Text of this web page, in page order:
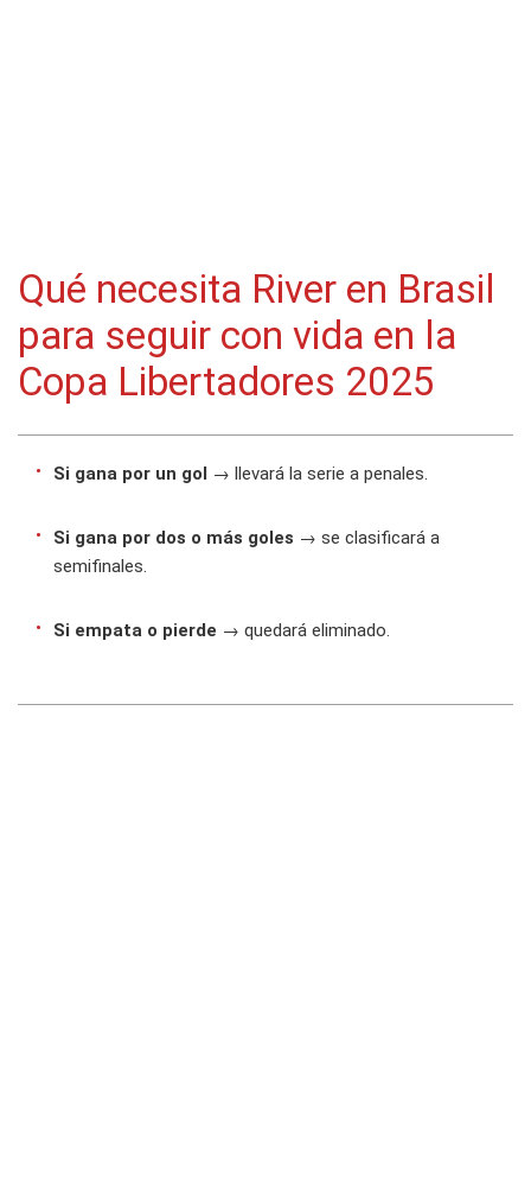
Qué necesita River en Brasil
para seguir con vida en la
Copa Libertadores 2025
Si gana por un gol → llevará la serie a penales.
Si gana por dos o más goles → se clasificará a
semifinales.
Si empata o pierde → quedará eliminado.